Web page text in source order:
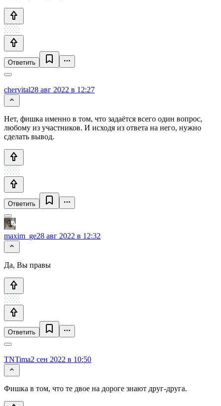
Ответить
chervital28 авг 2022 в 12:27
Нет, фишка именно в том, что задаётся всего один вопрос,
любому из участников. И исходя из ответа на него, нужно
сделать вывод.
Ответить
maxim_ge28 авг 2022 в 12:32
Да, Вы правы
Ответить
TNTima2 сен 2022 в 10:50
Фишка в том, что те двое на дороге знают друг-друга.